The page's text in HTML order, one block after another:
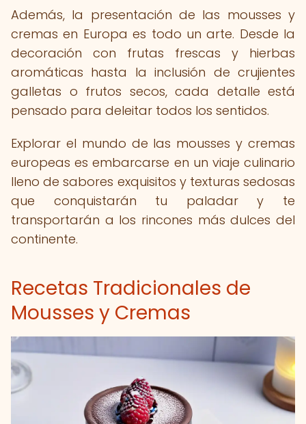
Además, la presentación de las mousses y
cremas en Europa es todo un arte. Desde la
decoración con frutas frescas y hierbas
aromáticas hasta la inclusión de crujientes
galletas o frutos secos, cada detalle está
pensado para deleitar todos los sentidos.
Explorar el mundo de las mousses y cremas
europeas es embarcarse en un viaje culinario
lleno de sabores exquisitos y texturas sedosas
que conquistarán tu paladar y te
transportarán a los rincones más dulces del
continente.
Recetas Tradicionales de
Mousses y Cremas